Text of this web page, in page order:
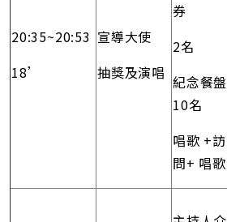
20:35~20:53
18’
宣導大使
抽獎及演唱
券
2名
紀念餐盤
10名
唱歌 +訪
問+ 唱歌